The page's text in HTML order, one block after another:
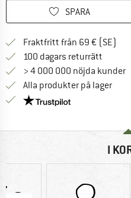
SPARA
Fraktfritt från 69 € (SE)
100 dagars returrätt
> 4 000 000 nöjda kunder
Alla produkter på lager
Trust Pilot-
I